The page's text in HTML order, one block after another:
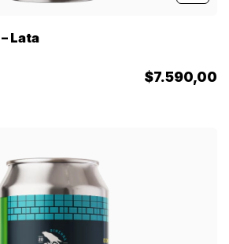
Lata
$7.590,00